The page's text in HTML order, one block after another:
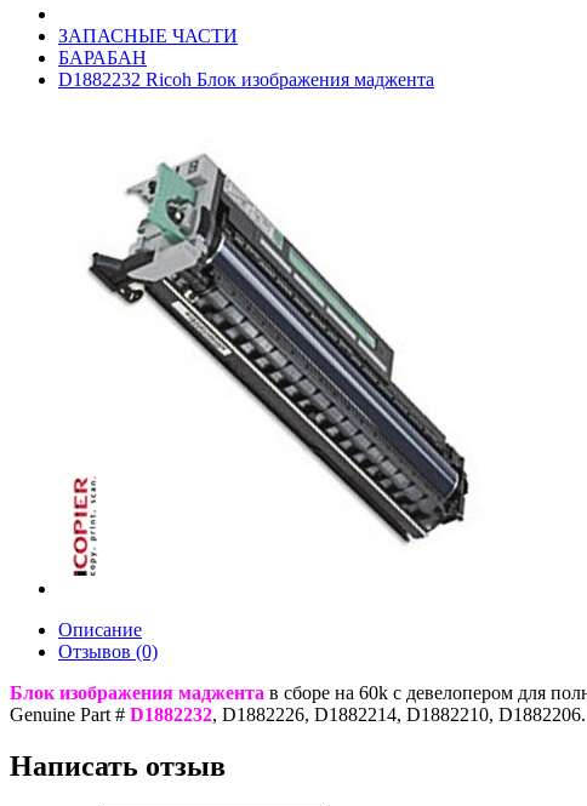
ЗАПАСНЫЕ ЧАСТИ
БАРАБАН
D1882232 Ricoh Блок изображения маджента
Описание
Отзывов (0)
Блок изображения маджента в сборе на 60k c девелопером для
Genuine Part # D1882232, D1882226, D1882214, D1882210, D1882206.
Написать отзыв